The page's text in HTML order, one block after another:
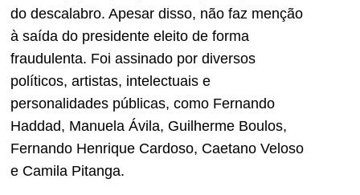
do descalabro. Apesar disso, não faz menção
à saída do presidente eleito de forma
fraudulenta. Foi assinado por diversos
políticos, artistas, intelectuais e
personalidades públicas, como Fernando
Haddad, Manuela Ávila, Guilherme Boulos,
Fernando Henrique Cardoso, Caetano Veloso
e Camila Pitanga.